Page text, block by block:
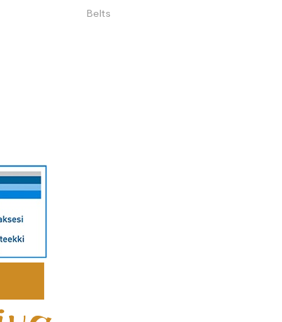
Belts